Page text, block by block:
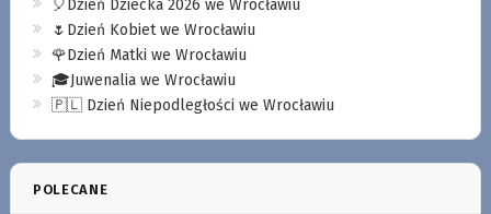
🎈Dzień Dziecka 2026 we Wrocławiu
🌷Dzień Kobiet we Wrocławiu
🌹Dzień Matki we Wrocławiu
🎓Juwenalia we Wrocławiu
🇵🇱 Dzień Niepodległości we Wrocławiu
POLECANE